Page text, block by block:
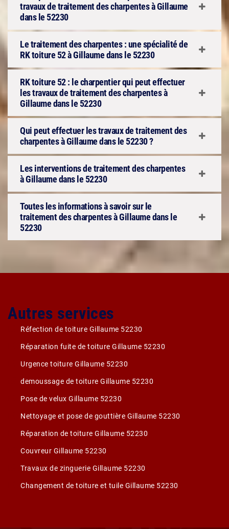
travaux de traitement des charpentes à Gillaume
dans le 52230
Le traitement des charpentes : une spécialité de
RK toiture 52 à Gillaume dans le 52230
RK toiture 52 : le charpentier qui peut effectuer
les travaux de traitement des charpentes à
Gillaume dans le 52230
Qui peut effectuer les travaux de traitement des
charpentes à Gillaume dans le 52230 ?
Les interventions de traitement des charpentes
à Gillaume dans le 52230
Toutes les informations à savoir sur le
traitement des charpentes à Gillaume dans le
52230
Autres services
Réfection de toiture Gillaume 52230
Réparation fuite de toiture Gillaume 52230
Urgence toiture Gillaume 52230
demoussage de toiture Gillaume 52230
Pose de velux Gillaume 52230
Nettoyage et pose de gouttière Gillaume 52230
Réparation de toiture Gillaume 52230
Couvreur Gillaume 52230
Travaux de zinguerie Gillaume 52230
Changement de toiture et tuile Gillaume 52230